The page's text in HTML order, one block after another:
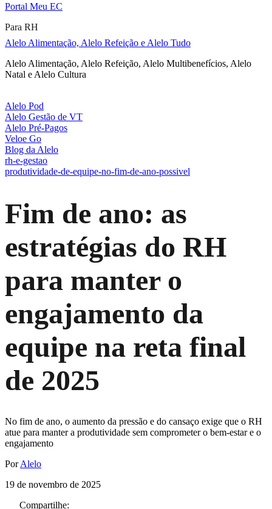
Portal Meu EC
Para RH
Alelo Alimentação, Alelo Refeição e Alelo Tudo
Alelo Alimentação, Alelo Refeição, Alelo Multibenefícios, Alelo
Natal e Alelo Cultura
Alelo Pod
Alelo Gestão de VT
Alelo Pré-Pagos
Veloe Go
Blog da Alelo
rh-e-gestao
produtividade-de-equipe-no-fim-de-ano-possivel
Fim de ano: as
estratégias do RH
para manter o
engajamento da
equipe na reta final
de 2025
No fim de ano, o aumento da pressão e do cansaço exige que o RH
atue para manter a produtividade sem comprometer o bem-estar e o
engajamento
PorAlelo
19 de novembro de 2025
Compartilhe: